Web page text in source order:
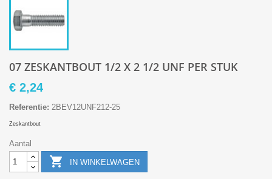
07 ZESKANTBOUT 1/2 X 2 1/2 UNF PER STUK
€ 2,24
Referentie: 2BEV12UNF212-25
Zeskantbout
Aantal
 IN WINKELWAGEN